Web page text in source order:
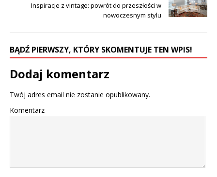
Inspiracje z vintage: powrót do przeszłości w
nowoczesnym stylu
BĄDŹ PIERWSZY, KTÓRY SKOMENTUJE TEN WPIS!
Dodaj komentarz
Twój adres email nie zostanie opublikowany.
Komentarz